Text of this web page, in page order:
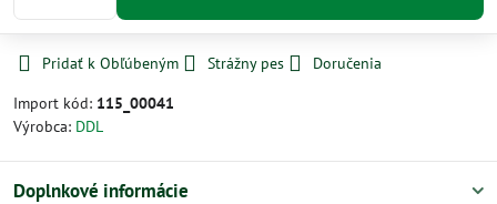
Pridať k Obľúbeným Strážny pes
Doručenia
Import kód: 115_00041
Výrobca: DDL
Doplnkové informácie